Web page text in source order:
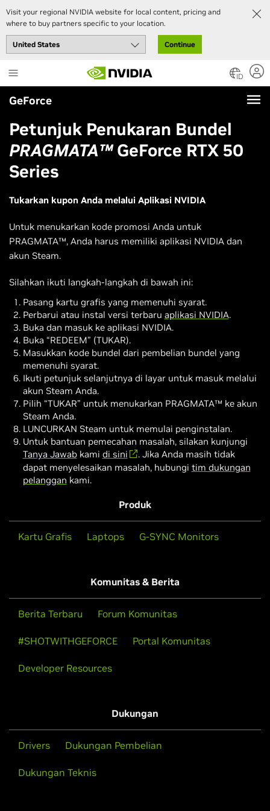
Visit your regional NVIDIA website for local content, pricing and
where to buy partners specific to your location.
Continue
to
main
content
ID
GeForce
Petunjuk Penukaran Bundel
PRAGMATA™GeForce RTX 50
Series
Tukarkan kupon Anda melalui Aplikasi NVIDIA
Untuk menukarkan kode promosi Anda untuk
PRAGMATA™, Anda harus memiliki aplikasi NVIDIA dan
akun Steam.
Silahkan ikuti langkah-langkah di bawah ini:
Pasang kartu grafis yang memenuhi syarat.
Perbarui atau instal versi terbaru aplikasi NVIDIA.
Buka dan masuk ke aplikasi NVIDIA.
Buka “REDEEM” (TUKAR).
Masukkan kode bundel dari pembelian bundel yang
memenuhi syarat.
Ikuti petunjuk selanjutnya di layar untuk masuk melalui
akun Steam Anda.
Pilih “TUKAR” untuk menukarkan PRAGMATA™ ke akun
Steam Anda.
LUNCURKAN Steam untuk memulai penginstalan.
Untuk bantuan pemecahan masalah, silakan kunjungi
Tanya Jawabkami di sini
. Jika Anda masih tidak
dapat menyelesaikan masalah, hubungi tim dukungan
pelanggan kami.
Produk
Kartu Grafis Laptops G-SYNC Monitors
Komunitas & Berita
Berita Terbaru Forum Komunitas
#SHOTWITHGEFORCE Portal Komunitas
Developer Resources
Dukungan
Drivers Dukungan Pembelian
Dukungan Teknis